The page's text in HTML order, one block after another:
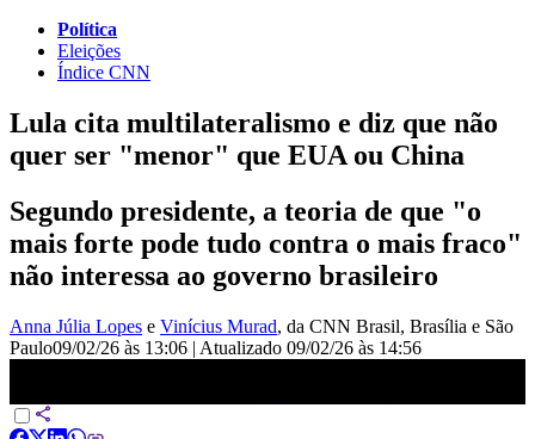
Política
Eleições
Índice CNN
Lula cita multilateralismo e diz que não
quer ser "menor" que EUA ou China
Segundo presidente, a teoria de que "o
mais forte pode tudo contra o mais fraco"
não interessa ao governo brasileiro
Anna Júlia Lopes e Vinícius Murad, da CNN Brasil, Brasília e São
Paulo09/02/26 às 13:06 | Atualizado 09/02/26 às 14:56